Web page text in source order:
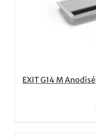
EXIT G14 M Anodisé